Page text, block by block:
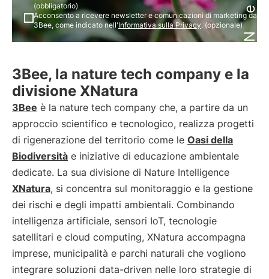
(obbligatorio)
Acconsento a ricevere newsletter e comunicazioni di marketing da
3Bee, come indicato nell'Informativa sulla Privacy. (opzionale)
3Bee, la nature tech company e la
divisione XNatura
3Bee è la nature tech company che, a partire da un
approccio scientifico e tecnologico, realizza progetti
di rigenerazione del territorio come le Oasi della
Biodiversità e iniziative di educazione ambientale
dedicate. La sua divisione di Nature Intelligence
XNatura, si concentra sul monitoraggio e la gestione
dei rischi e degli impatti ambientali. Combinando
intelligenza artificiale, sensori IoT, tecnologie
satellitari e cloud computing, XNatura accompagna
imprese, municipalità e parchi naturali che vogliono
integrare soluzioni data-driven nelle loro strategie di